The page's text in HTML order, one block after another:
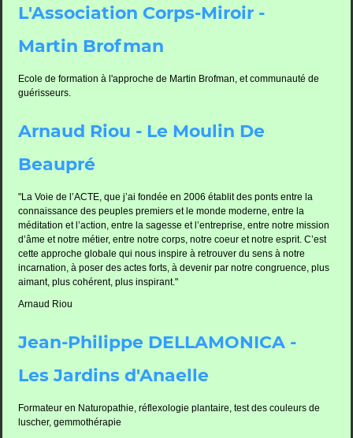
L'Association Corps-Miroir -
Martin Brofman
Ecole de formation à l'approche de Martin Brofman, et communauté de
guérisseurs.
Arnaud Riou - Le Moulin De
Beaupré
"La Voie de l’ACTE, que j’ai fondée en 2006 établit des ponts entre la
connaissance des peuples premiers et le monde moderne, entre la
méditation et l’action, entre la sagesse et l’entreprise, entre notre mission
d’âme et notre métier, entre notre corps, notre coeur et notre esprit. C’est
cette approche globale qui nous inspire à retrouver du sens à notre
incarnation, à poser des actes forts, à devenir par notre congruence, plus
aimant, plus cohérent, plus inspirant."
Arnaud Riou
Jean-Philippe DELLAMONICA -
Les Jardins d'Anaelle
Formateur en Naturopathie, réflexologie plantaire, test des couleurs de
luscher, gemmothérapie